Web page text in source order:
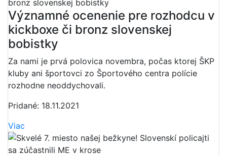
Významné ocenenie pre rozhodcu v
kickboxe či bronz slovenskej
bobistky
Za nami je prvá polovica novembra, počas ktorej ŠKP
kluby ani športovci zo Športového centra polície
rozhodne neoddychovali.
Pridané: 18.11.2021
Viac